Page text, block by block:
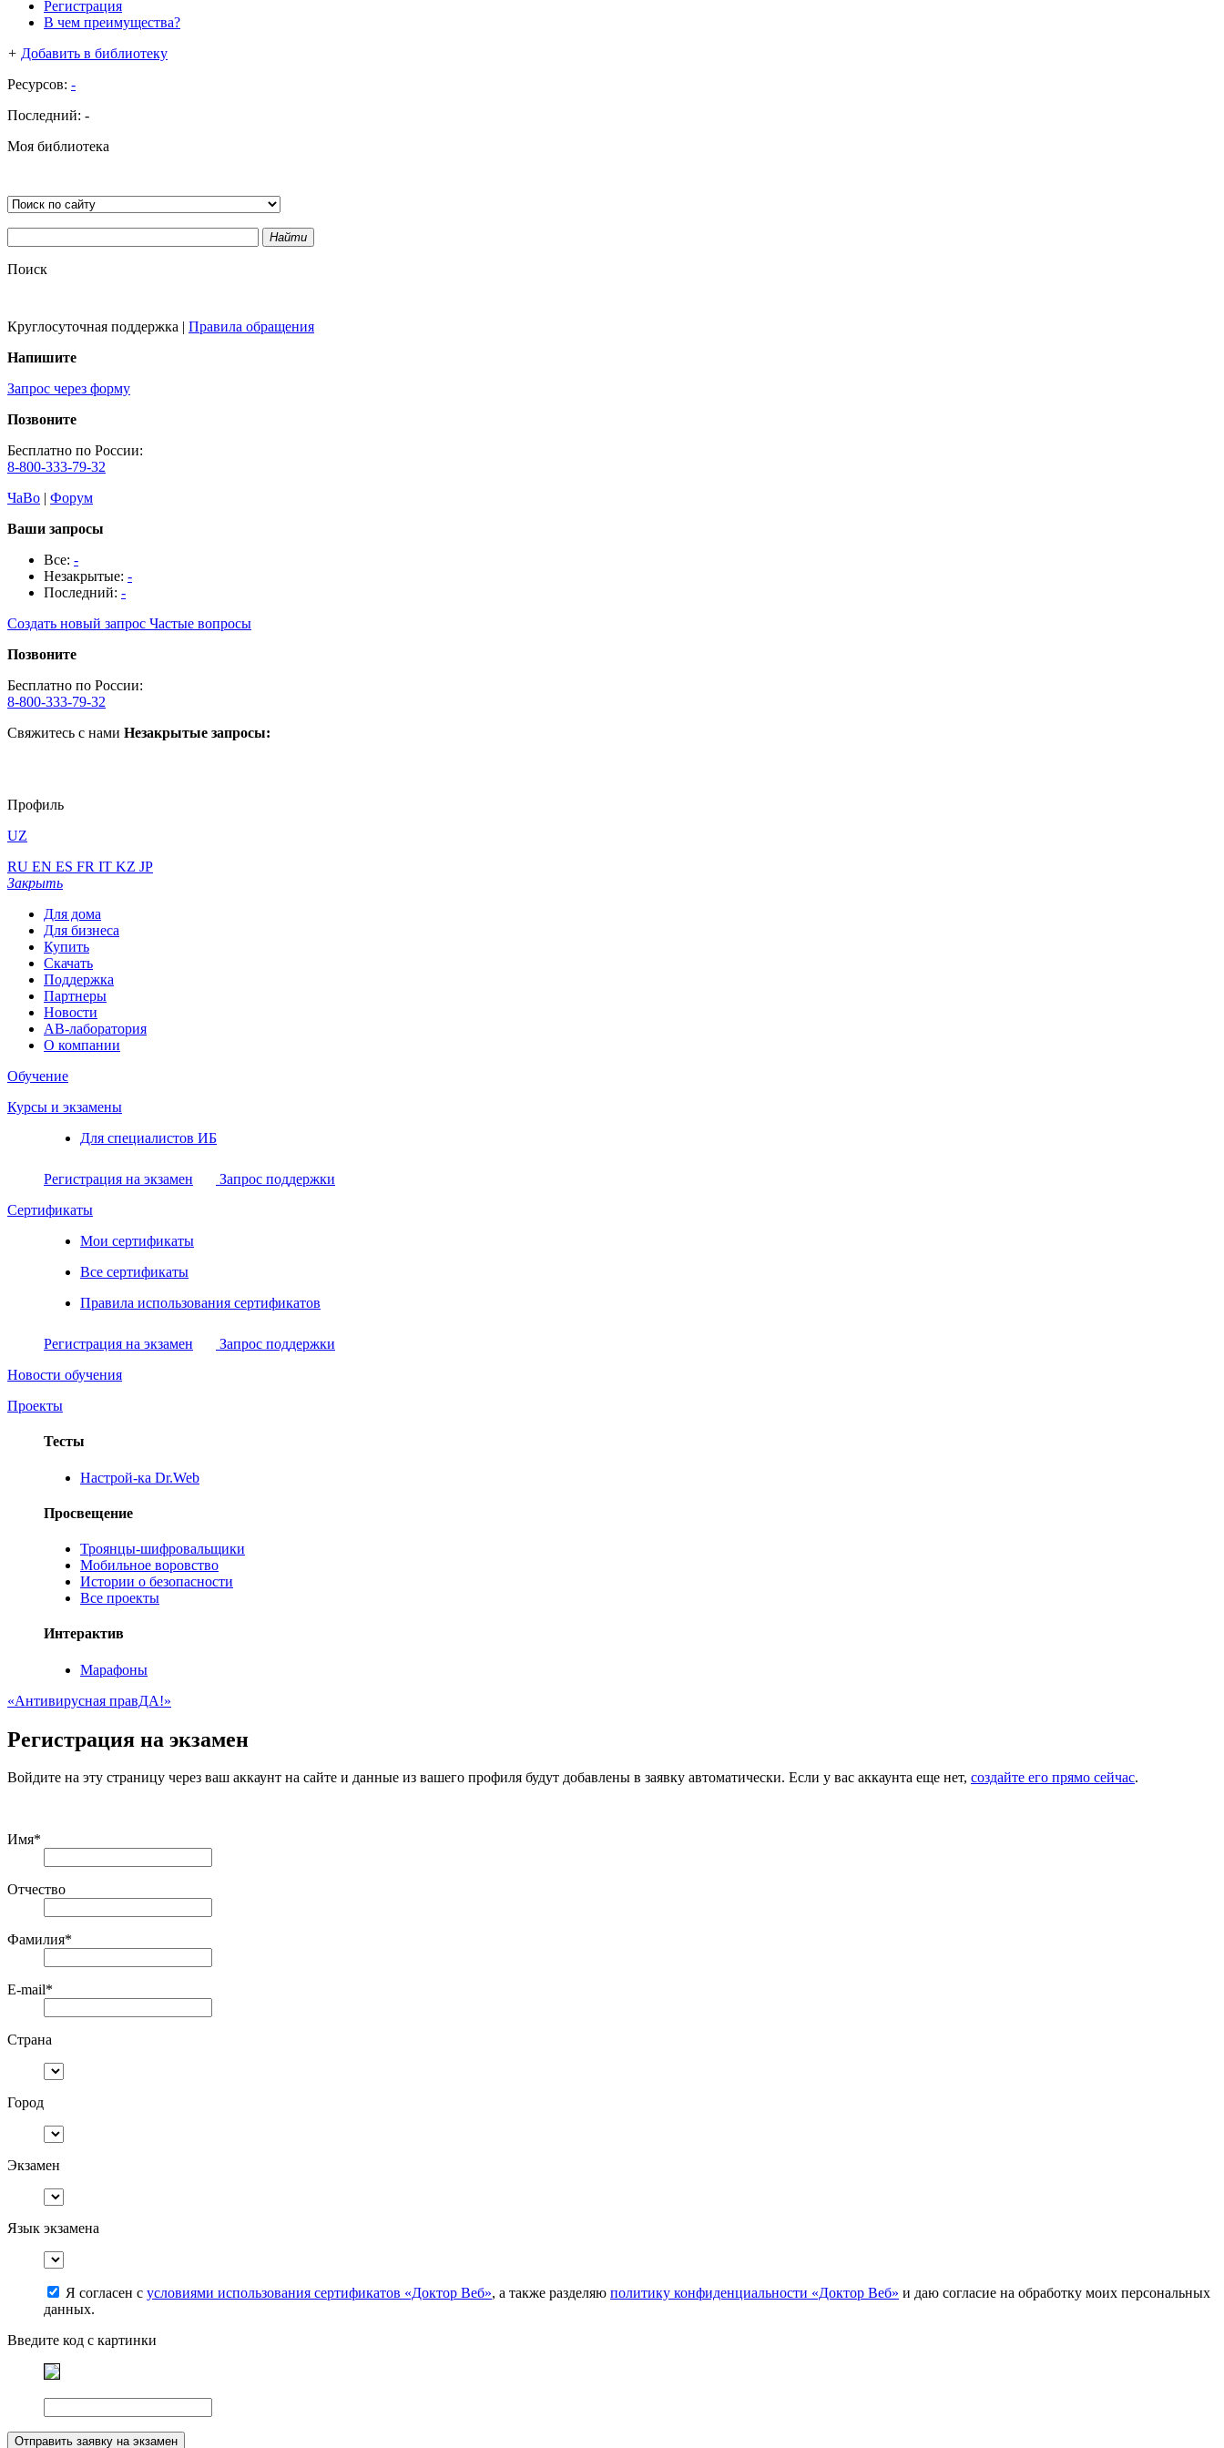
Регистрация
В чем преимущества?
+ Добавить в библиотеку
Ресурсов: -
Последний: -
Моя библиотека
Найти
Поиск
Круглосуточная поддержка | Правила обращения
Напишите
Запрос через форму
Позвоните
Бесплатно по России:
8-800-333-79-32
ЧаВо | Форум
Ваши запросы
Все: -
Незакрытые: -
Последний: -
Создать новый запрос Частые вопросы
Позвоните
Бесплатно по России:
8-800-333-79-32
Свяжитесь с нами Незакрытые запросы:
Профиль
UZ
RU EN ES FR IT KZ JP
Закрыть
Для дома
Для бизнеса
Купить
Скачать
Поддержка
Партнеры
Новости
АВ-лаборатория
О компании
Обучение
Курсы и экзамены
Для специалистов ИБ
Регистрация на экзамен
Запрос поддержки
Сертификаты
Мои сертификаты
Все сертификаты
Правила использования сертификатов
Регистрация на экзамен
Запрос поддержки
Новости обучения
Проекты
Тесты
Настрой-ка Dr.Web
Просвещение
Троянцы-шифровальщики
Мобильное воровство
Истории о безопасности
Все проекты
Интерактив
Марафоны
«Антивирусная правДА!»
Регистрация на экзамен
Войдите на эту страницу через ваш аккаунт на сайте и данные из вашего профиля будут добавлены в заявку автоматически. Если у вас аккаунта еще нет, создайте его прямо сейчас.
Имя*
Отчество
Фамилия*
E-mail*
Страна
Город
Экзамен
Язык экзамена
Я согласен с условиями использования сертификатов «Доктор Веб», а также разделяю политику конфиденциальности «Доктор Веб» и даю согласие на обработку моих персональных
данных.
Введите код с картинки
Отправить заявку на экзамен